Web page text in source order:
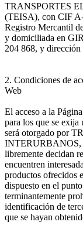
TRANSPORTES
(TEISA), con CIF A-
Registro Mercantil
y domiciliada en
204 868, y dirección
2. Condiciones de
Web
El acceso a la
para los que se exija
será otorgado por
INTERURBANOS,
libremente decidan
encuentren
productos ofrecidos
dispuesto en el
terminantemente
identificación de
que se hayan